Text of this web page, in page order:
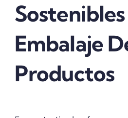
Sostenibles
Embalaje
Productos